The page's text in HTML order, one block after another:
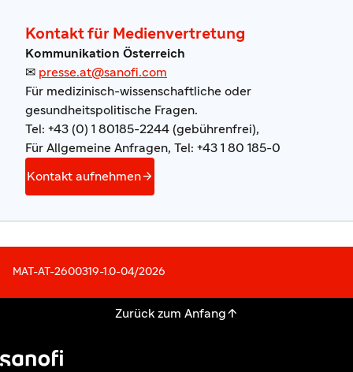
Kontakt für Medienvertretung
Kommunikation Österreich
✉ presse.at@sanofi.com
Für medizinisch-wissenschaftliche oder
gesundheitspolitische Fragen.
Tel: +43 (0) 1 80185-2244 (gebührenfrei),
Für Allgemeine Anfragen, Tel: +43 1 80 185-0
Kontakt aufnehmen
MAT-AT-2600319-1.0-04/2026
Zurück zum Anfang